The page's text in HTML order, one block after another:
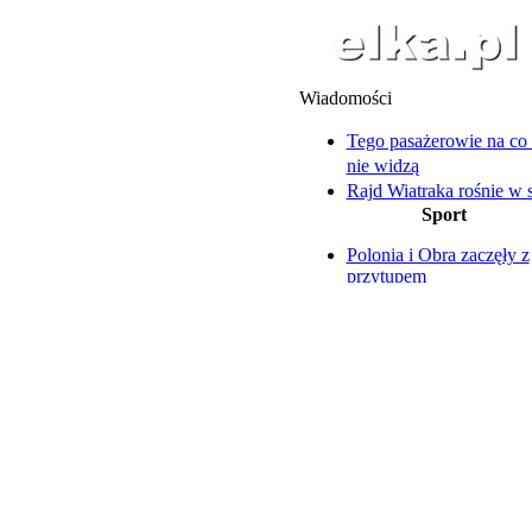
Wiadomości
Tego pasażerowie na co
nie widzą
Rajd Wiatraka rośnie w
Leszno pożegnało
Licznik się nie
Sport
Polonia i Obra zaczęły z
przytupem